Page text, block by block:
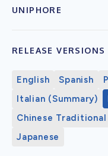
UNIPHORE
RELEASE VERSIONS
English Spanish
Italian (Summary)
Chinese Traditional
Japanese